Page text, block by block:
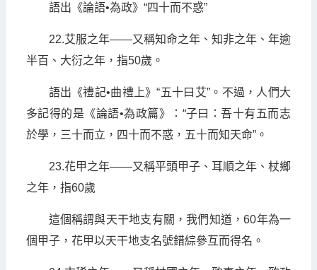
語出《論語•為政》“四十而不惑”
22.艾服之年——又稱知命之年、知非之年、年逾
半百、大衍之年，指50歲。
語出《禮記•曲禮上》“五十曰艾”。不過，人們大
多記得的是《論語•為政篇》：“子曰：吾十有五而志
於學，三十而立，四十而不惑，五十而知天命”。
23.花甲之年——又稱平頭甲子、耳順之年、杖鄉
之年，指60歲
這個稱謂與天干地支有關，我們知道，60年為一
個甲子，花甲以天干地支名號錯綜參互而得名。